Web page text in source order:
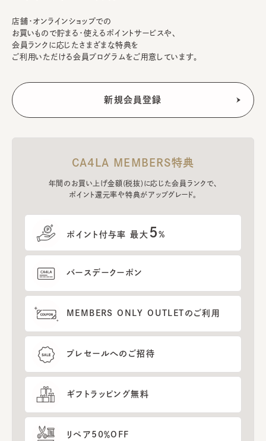
店舗・オンラインショップでの
お買いもので貯まる・使えるポイントサービスや、
会員ランクに応じたさまざまな特典を
ご利用いただける会員プログラムをご用意しています。
CA4LA MEMBERS特典
年間のお買い上げ金額(税抜)に応じた会員ランクで、
ポイント還元率や特典がアップグレード。
ポイント付与率 最大 5%
バースデークーポン
MEMBERS ONLY OUTLETのご利用
プレセールへのご招待
ギフトラッピング無料
リペア50％OFF